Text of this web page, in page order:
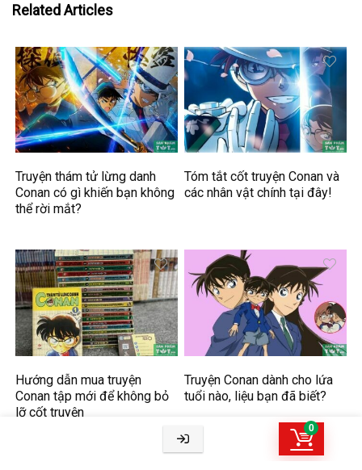
0
Related Articles
Truyện thám tử lừng danh
Conan có gì khiến bạn không
thể rời mắt?
Tóm tắt cốt truyện Conan và
các nhân vật chính tại đây!
Hướng dẫn mua truyện
Conan tập mới để không bỏ
lỡ cốt truyện
Truyện Conan dành cho lứa
tuổi nào, liệu bạn đã biết?